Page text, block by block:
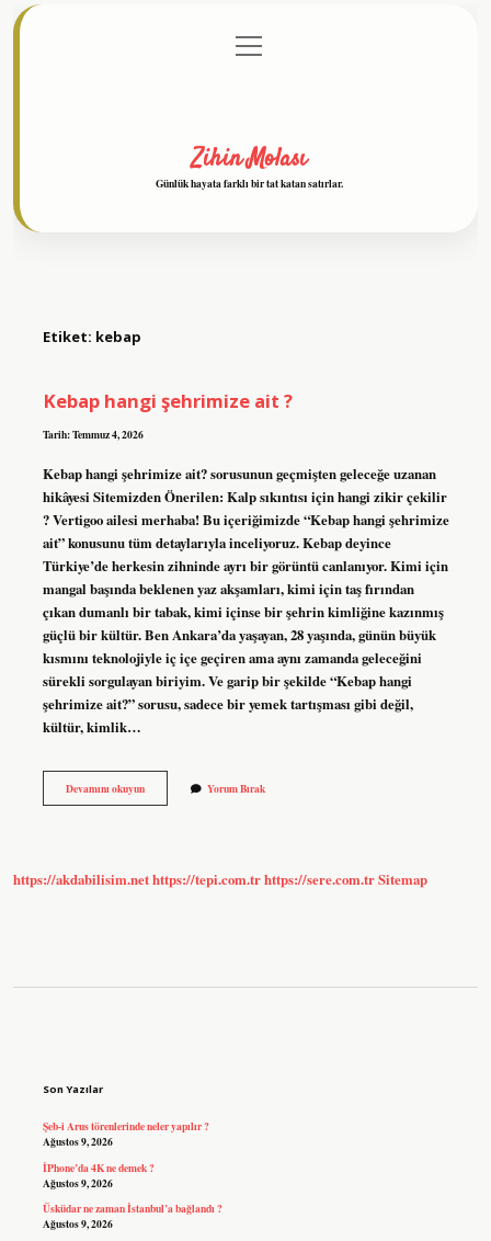
Gizlilik Politikası
menüyü
aç
Zihin Molası
Günlük hayata farklı bir tat katan satırlar.
Etiket: kebap
Kebap hangi şehrimize ait ?
Tarih: Temmuz 4, 2026
Kebap hangi şehrimize ait? sorusunun geçmişten geleceğe uzanan
hikâyesi Sitemizden Önerilen: Kalp sıkıntısı için hangi zikir çekilir
? Vertigoo ailesi merhaba! Bu içeriğimizde “Kebap hangi şehrimize
ait” konusunu tüm detaylarıyla inceliyoruz. Kebap deyince
Türkiye’de herkesin zihninde ayrı bir görüntü canlanıyor. Kimi için
mangal başında beklenen yaz akşamları, kimi için taş fırından
çıkan dumanlı bir tabak, kimi içinse bir şehrin kimliğine kazınmış
güçlü bir kültür. Ben Ankara’da yaşayan, 28 yaşında, günün büyük
kısmını teknolojiyle iç içe geçiren ama aynı zamanda geleceğini
sürekli sorgulayan biriyim. Ve garip bir şekilde “Kebap hangi
şehrimize ait?” sorusu, sadece bir yemek tartışması gibi değil,
kültür, kimlik…
Devamını okuyunKebap
hangi
Yorum Bırak
https://akdabilisim.nethttps://tepi.com.trhttps://sere.com.trSitemap
Son Yazılar
Şeb-i Arus törenlerinde neler yapılır ?
Ağustos 9, 2026
İPhone’da 4K ne demek ?
Ağustos 9, 2026
Üsküdar ne zaman İstanbul’a bağlandı ?
Ağustos 9, 2026